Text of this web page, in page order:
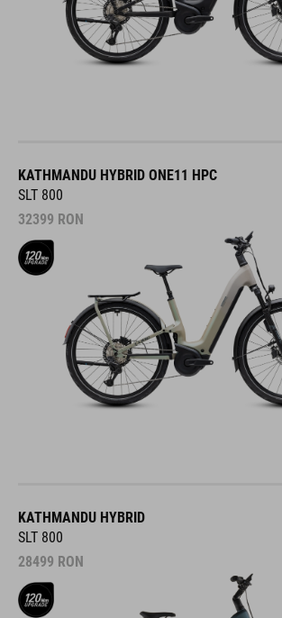
KATHMANDU HYBRID ONE11 HPC
SLT 800
32399 RON
KATHMANDU HYBRID
SLT 800
28499 RON